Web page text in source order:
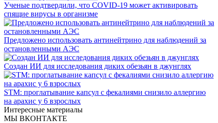
Ученые подтвердили, что COVID-19 может активировать
спящие вирусы в организме
Предложено использовать антинейтрино для наблюдений за
остановленными АЭС
Создан ИИ для исследования диких обезьян в джунглях
STM: проглатывание капсул с фекалиями снизило аллергию
на арахис у 6 взрослых
Интересные материалы
МЫ ВКОНТАКТЕ